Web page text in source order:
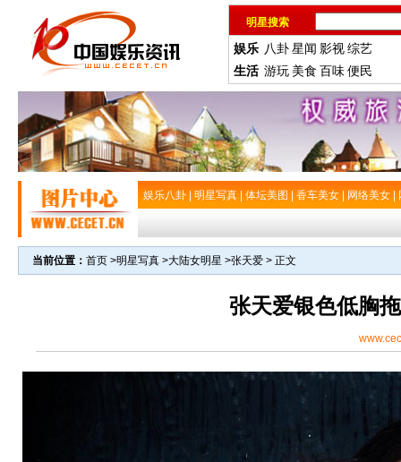
明星搜索
娱乐 八卦星闻 影视综艺
生活 游玩 美食 百味便民
娱乐八卦 明星写真 体坛美图 香车美女 网络美女
当前位置： 首页 >明星写真 >大陆女明星 >张天爱 > 正文
张天爱银色低胸